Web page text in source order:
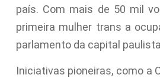
país. Com mais de 50 mil
primeira mulher trans a
parlamento da capital
Iniciativas pioneiras, como a